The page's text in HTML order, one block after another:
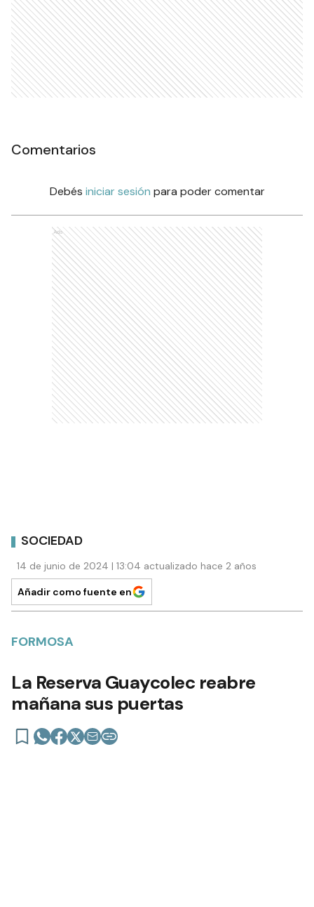
Comentarios
Debés iniciar sesión para poder comentar
Ads
SOCIEDAD
14 de junio de 2024 | 13:04 actualizado hace 2 años
Añadir como fuente en
FORMOSA
La Reserva Guaycolec reabre
mañana sus puertas